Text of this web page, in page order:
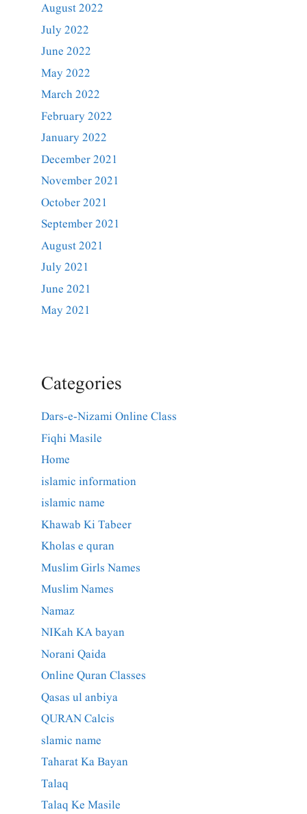
August 2022
July 2022
June 2022
May 2022
March 2022
February 2022
January 2022
December 2021
November 2021
October 2021
September 2021
August 2021
July 2021
June 2021
May 2021
Categories
Dars-e-Nizami Online Class
Fiqhi Masile
Home
islamic information
islamic name
Khawab Ki Tabeer
Kholas e quran
Muslim Girls Names
Muslim Names
Namaz
NIKah KA bayan
Norani Qaida
Online Quran Classes
Qasas ul anbiya
QURAN Calcis
slamic name
Taharat Ka Bayan
Talaq
Talaq Ke Masile